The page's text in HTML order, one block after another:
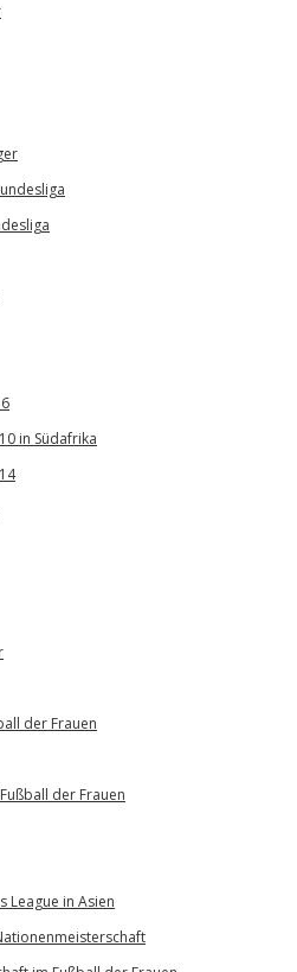
in Südafrika
der Frauen
der Frauen
League in Asien